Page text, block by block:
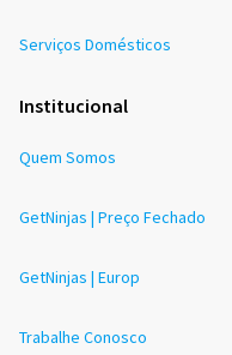
Serviços Domésticos
Institucional
Quem Somos
GetNinjas | Preço Fechado
GetNinjas | Europ
Trabalhe Conosco